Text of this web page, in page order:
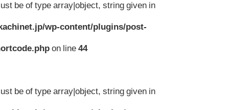
be of type array|object, string given in
wp-content/plugins/post-
on line44
be of type array|object, string given in